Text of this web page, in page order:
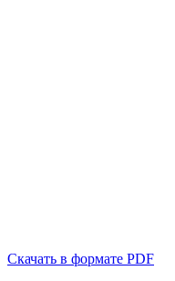
Скачать в формате PDF